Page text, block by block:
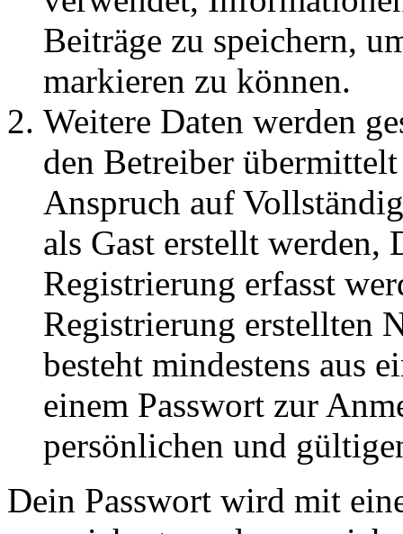
Beiträge zu speichern,
markieren zu können.
Weitere Daten werden
den Betreiber
Anspruch auf
als Gast erstellt werden,
Registrierung erfasst
Registrierung erstellten
besteht mindestens aus
einem Passwort zur
persönlichen und
Dein Passwort wird mit